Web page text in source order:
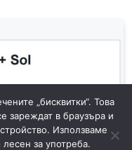
„бисквитки“. Това
зареждат в браузъра и
Използваме
за употреба.